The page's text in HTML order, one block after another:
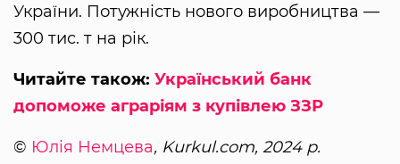
України. Потужність нового виробництва —
300 тис. т на рік.
Читайте також: Український банк
допоможе аграріям з купівлею ЗЗР
© Юлія Немцева, Kurkul.com, 2024 р.